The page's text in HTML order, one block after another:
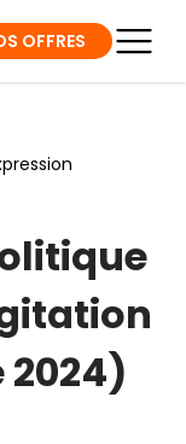
OFFRES